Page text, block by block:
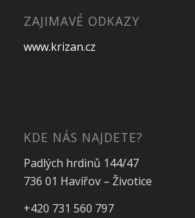
ZAJIMAVÉ ODKAZY
www.krizan.cz
KDE NÁS NAJDETE?
Padlých hrdinů 144/47
736 01 Havířov – Životice
+420 731 560 797